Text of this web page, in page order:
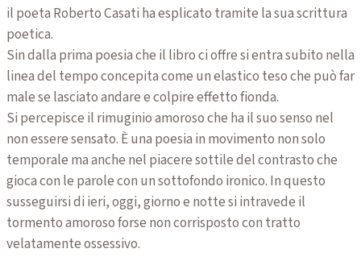
il poeta Roberto Casati ha esplicato tramite la sua scrittura
poetica.
Sin dalla prima poesia che il libro ci offre si entra subito nella
linea del tempo concepita come un elastico teso che può far
male se lasciato andare e colpire effetto fionda.
Si percepisce il rimuginio amoroso che ha il suo senso nel
non essere sensato. È una poesia in movimento non solo
temporale ma anche nel piacere sottile del contrasto che
gioca con le parole con un sottofondo ironico. In questo
susseguirsi di ieri, oggi, giorno e notte si intravede il
tormento amoroso forse non corrisposto con tratto
velatamente ossessivo.